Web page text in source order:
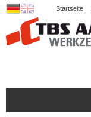
Startseite